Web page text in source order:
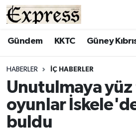
Gündem KKTC Güney
HABERLER İÇ HABERLER
Unutulmaya
oyunlar
buldu
ALAYKÖY
BİLİM
ÇATALKÖY
Hava Durumu
Süper Lig Puan Durumu ve
Tüm Manşetler